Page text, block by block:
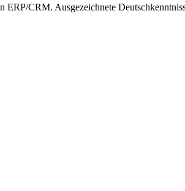
CRM. Ausgezeichnete